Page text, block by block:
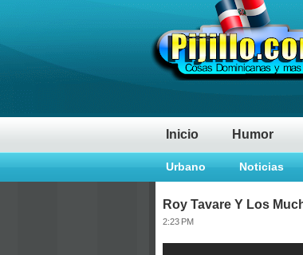
Inicio Humor
Urbano Noticias
Roy Tavare Y Los
2:23 PM